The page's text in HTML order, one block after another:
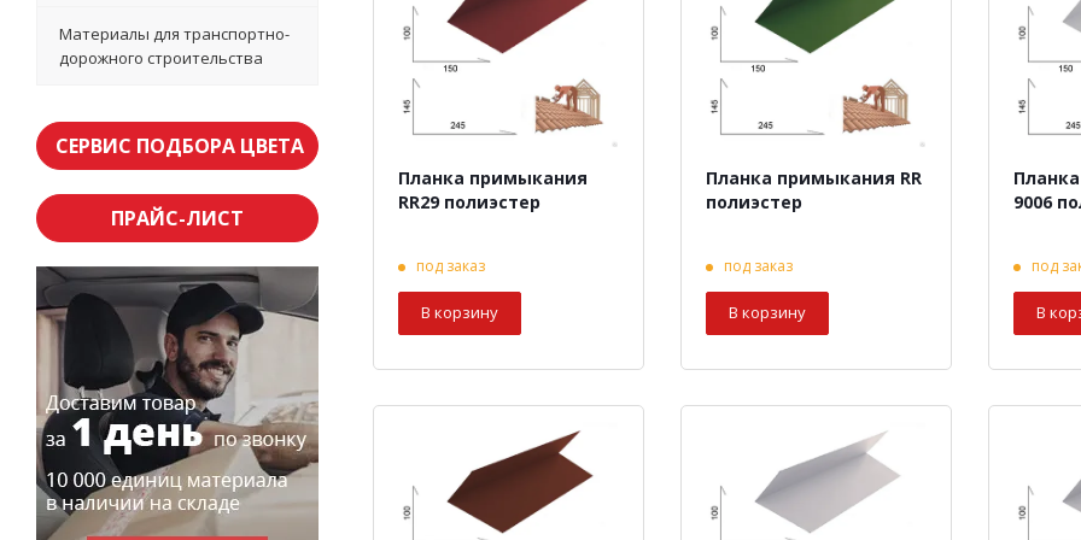
Планка примыкания
RR29 полиэстер
под заказ
В корзину
Планка примыкания RR
полиэстер
под заказ
В корзину
9006
под
В
Материалы для транспортно-
дорожного строительства
СЕРВИС ПОДБОРА ЦВЕТА
ПРАЙС-ЛИСТ